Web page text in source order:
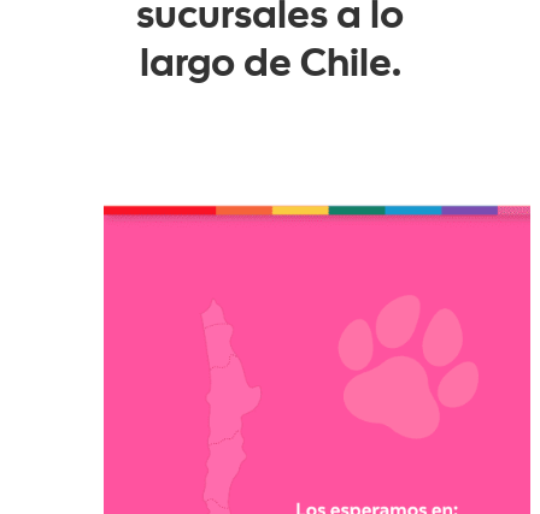
sucursales a lo
largo de Chile.